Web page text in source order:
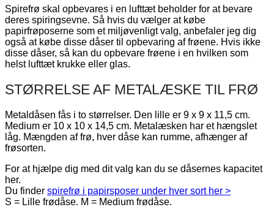
Spirefrø skal opbevares i en lufttæt beholder for at bevare
deres spiringsevne. Så hvis du vælger at købe
papirfrøposerne som et miljøvenligt valg, anbefaler jeg dig
også at købe disse dåser til opbevaring af frøene. Hvis ikke
disse dåser, så kan du opbevare frøene i en hvilken som
helst lufttæt krukke eller glas.
STØRRELSE AF METALÆSKE TIL FRØ
Metaldåsen fås i to størrelser. Den lille er 9 x 9 x 11,5 cm.
Medium er 10 x 10 x 14,5 cm. Metalæsken har et hængslet
låg. Mængden af ​​frø, hver dåse kan rumme, afhænger af
frøsorten.
For at hjælpe dig med dit valg kan du se dåsernes kapacitet
her.
Du finder spirefrø i papirsposer under hver sort her >
S = Lille frødåse. M = Medium frødåse.